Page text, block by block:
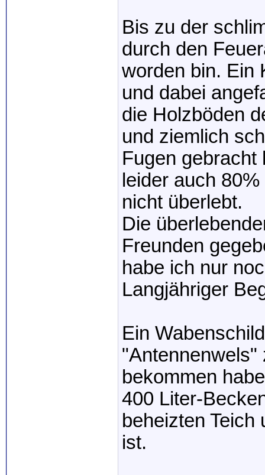
Bis zu der
durch den
worden bin. Ein
und dabei
die Holzböden
und ziemlich
Fugen gebracht
leider auch
nicht überlebt.
Die
Freunden
habe ich nur
Langjähriger
Ein
"Antennenwels"
bekommen
400 Liter-
beheizten
ist.